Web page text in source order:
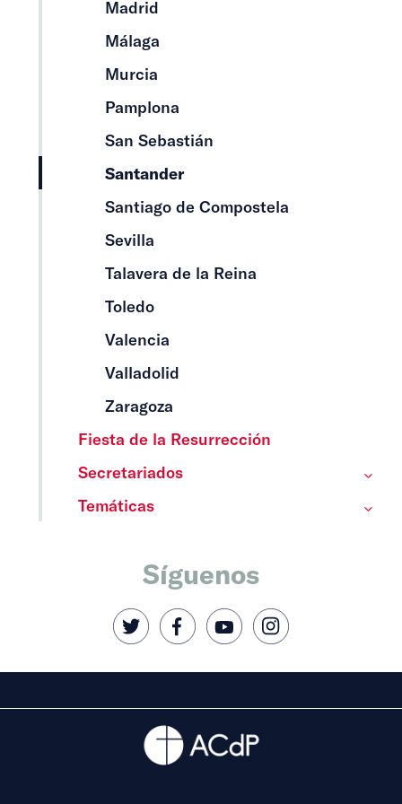
Madrid
Málaga
Murcia
Pamplona
San Sebastián
Santander
Santiago de Compostela
Sevilla
Talavera de la Reina
Toledo
Valencia
Valladolid
Zaragoza
Fiesta de la Resurrección
Secretariados
Temáticas
Síguenos